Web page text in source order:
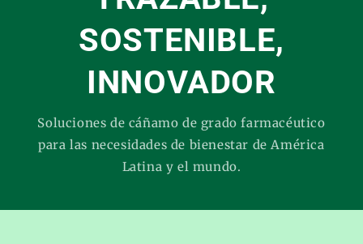
SOSTENIBLE,
INNOVADOR
Soluciones de cáñamo de grado farmacéutico
para las necesidades de bienestar de América
Latina y el mundo.